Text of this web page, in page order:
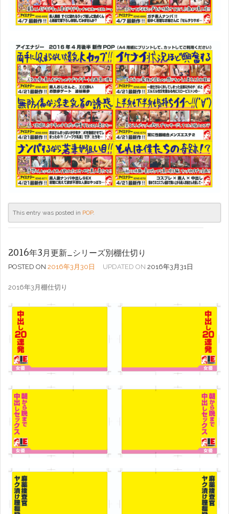
This entry was posted in POP.
2016年3月更新_シリーズ別棚仕切り
POSTED ON 2016年3月30日 UPDATED ON 2016年3月31日
2016年3月棚仕切り